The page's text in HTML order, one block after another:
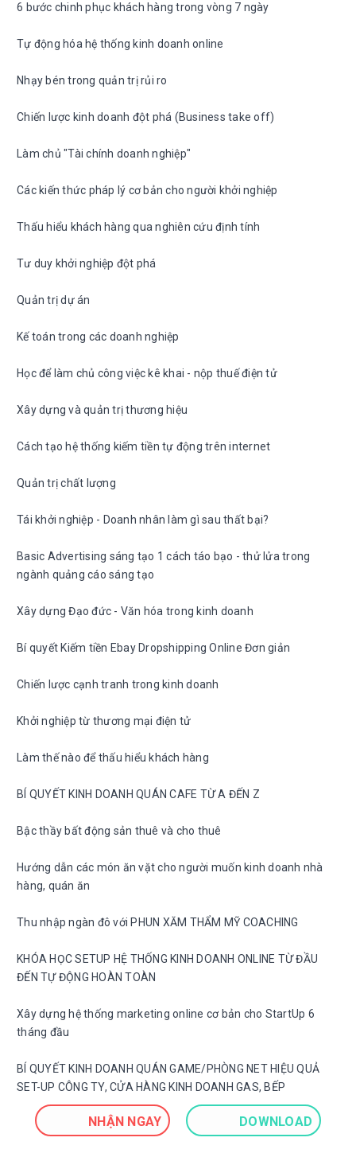
6 bước chinh phục khách hàng trong vòng 7 ngày
Tự động hóa hệ thống kinh doanh online
Nhạy bén trong quản trị rủi ro
Chiến lược kinh doanh đột phá (Business take off)
Làm chủ "Tài chính doanh nghiệp"
Các kiến thức pháp lý cơ bản cho người khởi nghiệp
Thấu hiểu khách hàng qua nghiên cứu định tính
Tư duy khởi nghiệp đột phá
Quản trị dự án
Kế toán trong các doanh nghiệp
Học để làm chủ công việc kê khai - nộp thuế điện tử
Xây dựng và quản trị thương hiệu
Cách tạo hệ thống kiếm tiền tự động trên internet
Quản trị chất lượng
Tái khởi nghiệp - Doanh nhân làm gì sau thất bại?
Basic Advertising sáng tạo 1 cách táo bạo - thử lửa trong
ngành quảng cáo sáng tạo
Xây dựng Đạo đức - Văn hóa trong kinh doanh
Bí quyết Kiếm tiền Ebay Dropshipping Online Đơn giản
Chiến lược cạnh tranh trong kinh doanh
Khởi nghiệp từ thương mại điện tử
Làm thế nào để thấu hiểu khách hàng
BÍ QUYẾT KINH DOANH QUÁN CAFE TỪ A ĐẾN Z
Bậc thầy bất động sản thuê và cho thuê
Hướng dẫn các món ăn vặt cho người muốn kinh doanh nhà
hàng, quán ăn
Thu nhập ngàn đô với PHUN XĂM THẨM MỸ COACHING
KHÓA HỌC SETUP HỆ THỐNG KINH DOANH ONLINE TỪ ĐẦU
ĐẾN TỰ ĐỘNG HOÀN TOÀN
Xây dựng hệ thống marketing online cơ bản cho StartUp 6
tháng đầu
BÍ QUYẾT KINH DOANH QUÁN GAME/PHÒNG NET HIỆU QUẢ
SET-UP CÔNG TY, CỬA HÀNG KINH DOANH GAS, BẾP
NHẬN NGAY DOWNLOAD